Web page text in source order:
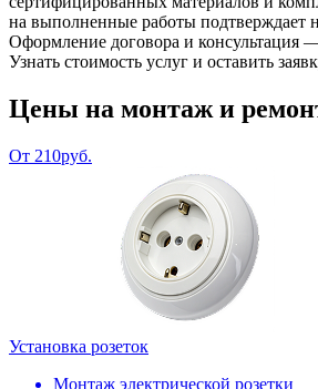
на выполненные работы подтверждает
Оформление договора и консультация —
Узнать стоимость услуг и оставить
Цены на монтаж и
От 210руб.
Установка розеток
Монтаж электрической розетки